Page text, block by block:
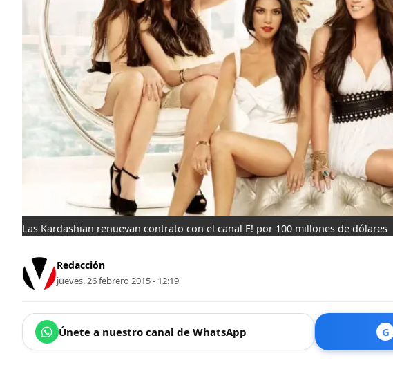
Las Kardashian renuevan contrato con el canal E! por 100 millones de dólares
Redacción
jueves, 26 febrero 2015 - 12:19
Únete a nuestro canal de WhatsApp G